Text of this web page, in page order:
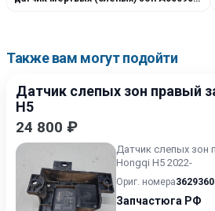
Также вам могут подойти
Датчик слепых зон правый
H5
24 800 ₽
Датчик слепых зон
Hongqi H5 2022-
Ориг. номера
Запчастюга РФ